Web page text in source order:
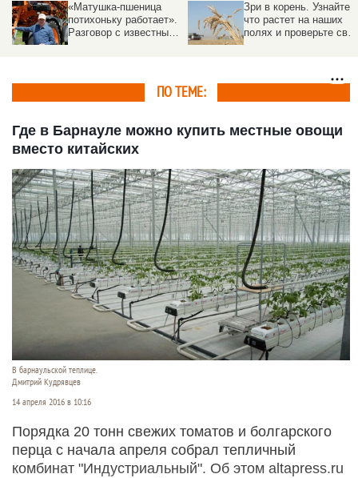
«Матушка-пшеница
потихоньку работает».
Разговор с известным
Зри в корень. Узнайте,
что растет на наших
полях и проверьте свое
ПО ТЕМЕ:
Где в Барнауле можно купить местные овощи
вместо китайских
В барнаульской теплице.
Дмитрий Кудрявцев
14 апреля 2016 в 10:16
Порядка 20 тонн свежих томатов и болгарского
перца с начала апреля собрал тепличный
комбинат "Индустриальный". Об этом altapress.ru